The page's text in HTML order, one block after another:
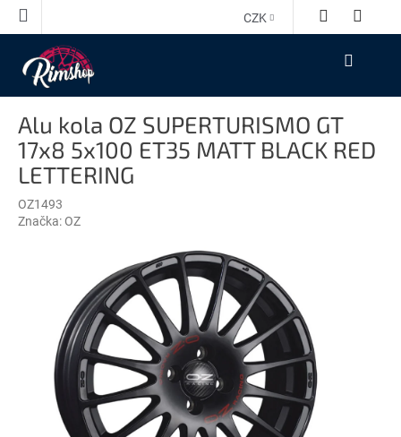
Přejít
CZK
NÁKUPNÍ
Alu kola OZ SUPERTURISMO GT
17x8 5x100 ET35 MATT BLACK RED
LETTERING
OZ1493
Značka: OZ